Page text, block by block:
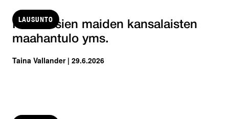
LAUSUNTO
Kolmansien maiden kansalaisten
maahantulo yms.
Taina Vallander | 29.6.2026